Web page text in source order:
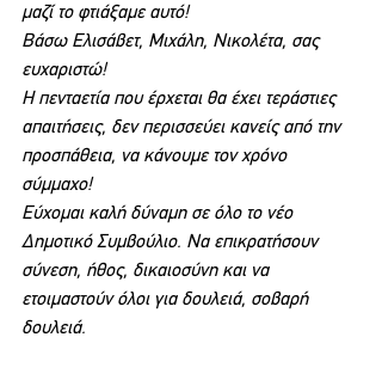
μαζί το φτιάξαμε αυτό!
Βάσω Ελισάβετ, Μιχάλη, Νικολέτα, σας
ευχαριστώ!
Η πενταετία που έρχεται θα έχει τεράστιες
απαιτήσεις, δεν περισσεύει κανείς από την
προσπάθεια, να κάνουμε τον χρόνο
σύμμαχο!
Εύχομαι καλή δύναμη σε όλο το νέο
Δημοτικό Συμβούλιο. Να επικρατήσουν
σύνεση, ήθος, δικαιοσύνη και να
ετοιμαστούν όλοι για δουλειά, σοβαρή
δουλειά.